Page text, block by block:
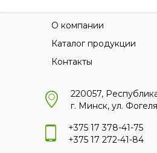
О компании
Каталог продукции
Контакты
220057,
г. Минск, ул.
+375 17 378-41-75
+375 17 272-41-84